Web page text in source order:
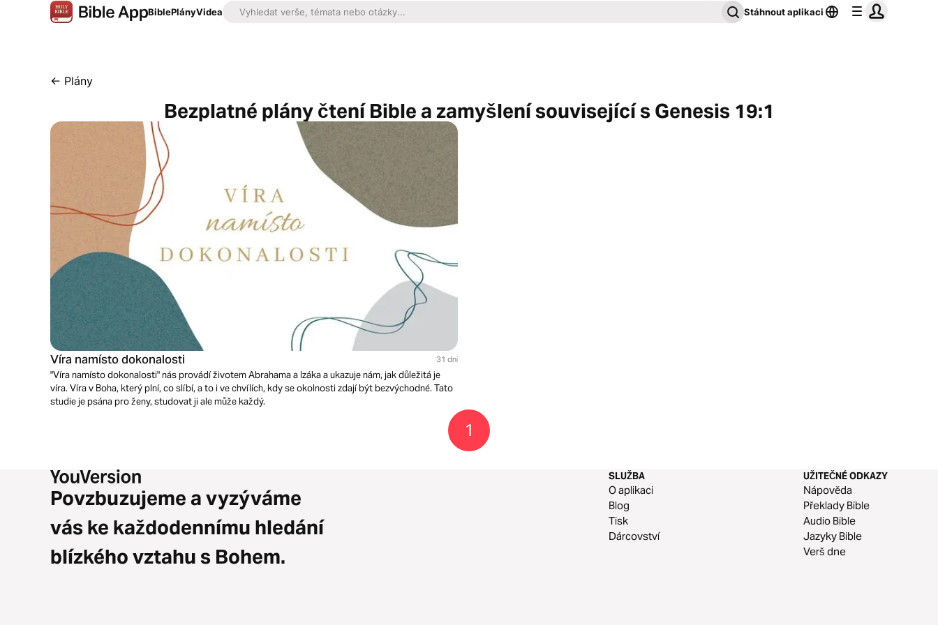
BiblePlányVidea Stáhnout aplikaci
← Plány
Bezplatné plány čtení Bible a zamyšlení související s Genesis 19:1
Víra namísto dokonalosti 31 dni
"Víra namísto dokonalosti" nás provádí životem Abrahama a Izáka a ukazuje nám, jak důležitá je
víra. Víra v Boha, který plní, co slíbí, a to i ve chvílích, kdy se okolnosti zdají být bezvýchodné. Tato
studie je psána pro ženy, studovat ji ale může každý.
1
Povzbuzujeme a vyzýváme
vás ke každodennímu hledání
blízkého vztahu s Bohem.
SLUŽBA
O aplikaci
Blog
Tisk
Dárcovství
UŽITEČNÉ ODKAZY
Nápověda
Překlady Bible
Audio Bible
Jazyky Bible
Verš dne